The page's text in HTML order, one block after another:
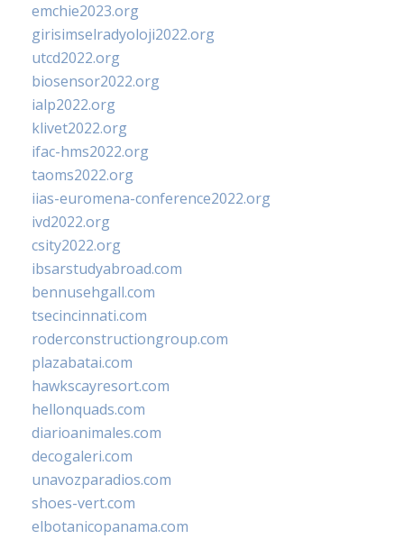
emchie2023.org
girisimselradyoloji2022.org
utcd2022.org
biosensor2022.org
ialp2022.org
klivet2022.org
ifac-hms2022.org
taoms2022.org
iias-euromena-conference2022.org
ivd2022.org
csity2022.org
ibsarstudyabroad.com
bennusehgall.com
tsecincinnati.com
roderconstructiongroup.com
plazabatai.com
hawkscayresort.com
hellonquads.com
diarioanimales.com
decogaleri.com
unavozparadios.com
shoes-vert.com
elbotanicopanama.com